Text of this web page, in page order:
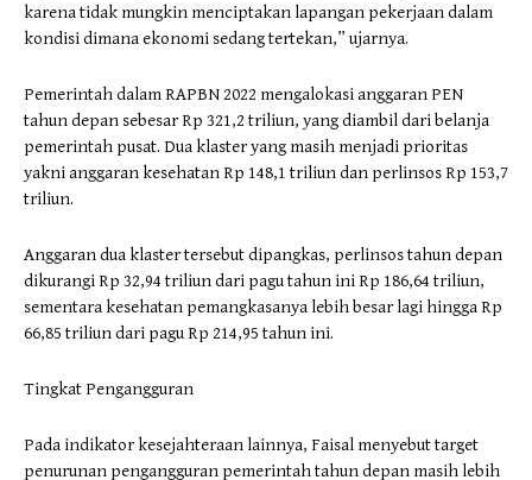
karena tidak mungkin menciptakan lapangan pekerjaan dalam
kondisi dimana ekonomi sedang tertekan,” ujarnya.
Pemerintah dalam RAPBN 2022 mengalokasi anggaran PEN
tahun depan sebesar Rp 321,2 triliun, yang diambil dari belanja
pemerintah pusat. Dua klaster yang masih menjadi prioritas
yakni anggaran kesehatan Rp 148,1 triliun dan perlinsos Rp 153,7
triliun.
Anggaran dua klaster tersebut dipangkas, perlinsos tahun depan
dikurangi Rp 32,94 triliun dari pagu tahun ini Rp 186,64 triliun,
sementara kesehatan pemangkasanya lebih besar lagi hingga Rp
66,85 triliun dari pagu Rp 214,95 tahun ini.
Tingkat Pengangguran
Pada indikator kesejahteraan lainnya, Faisal menyebut target
penurunan pengangguran pemerintah tahun depan masih lebih